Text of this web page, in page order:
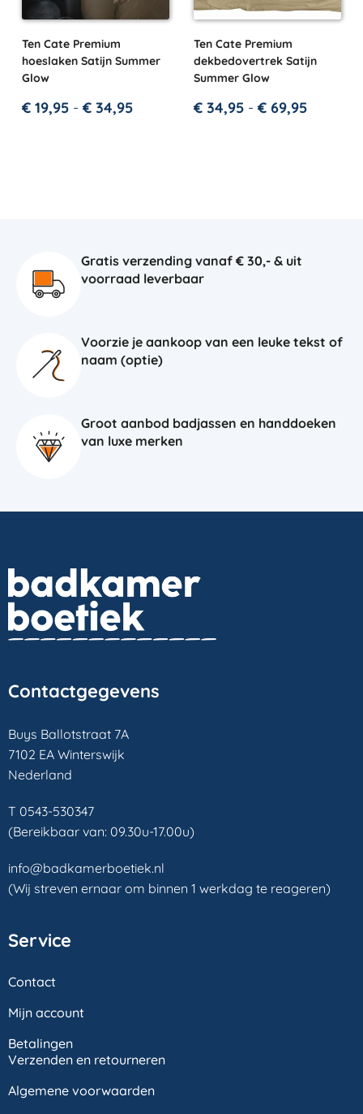
Ten Cate Premium
hoeslaken Satijn Summer
Glow
€ 19,95 - € 34,95
Ten Cate Premium
dekbedovertrek Satijn
Summer Glow
€ 34,95 - € 69,95
Gratis verzending vanaf € 30,- & uit
voorraad leverbaar
Voorzie je aankoop van een leuke tekst of
naam (optie)
Groot aanbod badjassen en handdoeken
van luxe merken
Contactgegevens
Buys Ballotstraat 7A
7102 EA Winterswijk
Nederland
T 0543-530347
(Bereikbaar van: 09.30u-17.00u)
info@badkamerboetiek.nl
(Wij streven ernaar om binnen 1 werkdag te reageren)
Service
Contact
Mijn account
Betalingen
Verzenden en retourneren
Algemene voorwaarden